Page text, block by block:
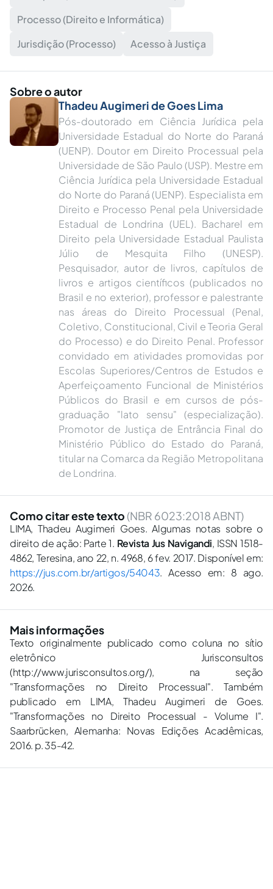
Processo (Direito e Informática)
Jurisdição (Processo)
Acesso à Justiça
Sobre o autor
Thadeu Augimeri de Goes Lima
Pós-doutorado em Ciência Jurídica pela
Universidade Estadual do Norte do Paraná
(UENP). Doutor em Direito Processual pela
Universidade de São Paulo (USP). Mestre em
Ciência Jurídica pela Universidade Estadual
do Norte do Paraná (UENP). Especialista em
Direito e Processo Penal pela Universidade
Estadual de Londrina (UEL). Bacharel em
Direito pela Universidade Estadual Paulista
Júlio de Mesquita Filho (UNESP).
Pesquisador, autor de livros, capítulos de
livros e artigos científicos (publicados no
Brasil e no exterior), professor e palestrante
nas áreas do Direito Processual (Penal,
Coletivo, Constitucional, Civil e Teoria Geral
do Processo) e do Direito Penal. Professor
convidado em atividades promovidas por
Escolas Superiores/Centros de Estudos e
Aperfeiçoamento Funcional de Ministérios
Públicos do Brasil e em cursos de pós-
graduação "lato sensu" (especialização).
Promotor de Justiça de Entrância Final do
Ministério Público do Estado do Paraná,
titular na Comarca da Região Metropolitana
de Londrina.
Como citar este texto (NBR 6023:2018 ABNT)
LIMA, Thadeu Augimeri Goes. Algumas notas sobre o
direito de ação: Parte 1. Revista Jus Navigandi, ISSN 1518-
4862, Teresina, ano 22, n. 4968, 6 fev. 2017. Disponível em:
https://jus.com.br/artigos/54043. Acesso em: 8 ago.
2026.
Mais informações
Texto originalmente publicado como coluna no sítio
eletrônico Jurisconsultos
(http://www.jurisconsultos.org/), na seção
"Transformações no Direito Processual". Também
publicado em LIMA, Thadeu Augimeri de Goes.
"Transformações no Direito Processual - Volume I".
Saarbrücken, Alemanha: Novas Edições Acadêmicas,
2016. p. 35-42.